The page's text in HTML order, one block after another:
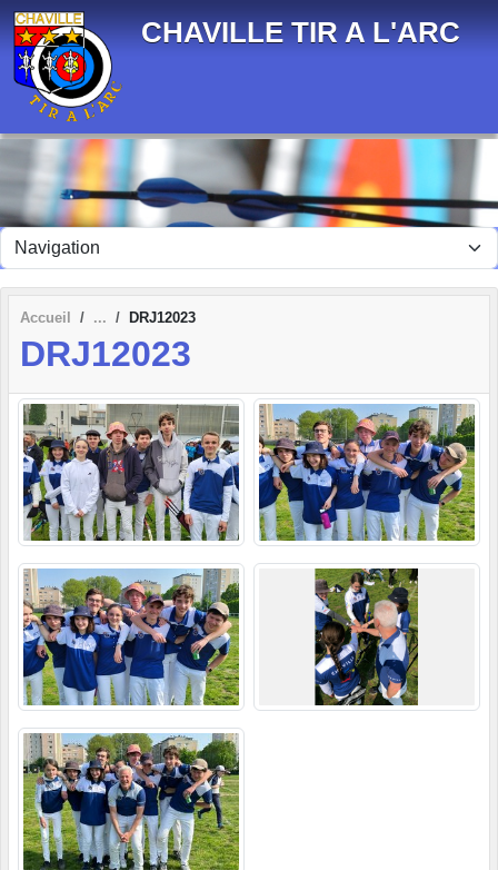
CHAVILLE TIR A L'ARC
Accueil DRJ12023
DRJ12023
Panneau de gestion des cookies